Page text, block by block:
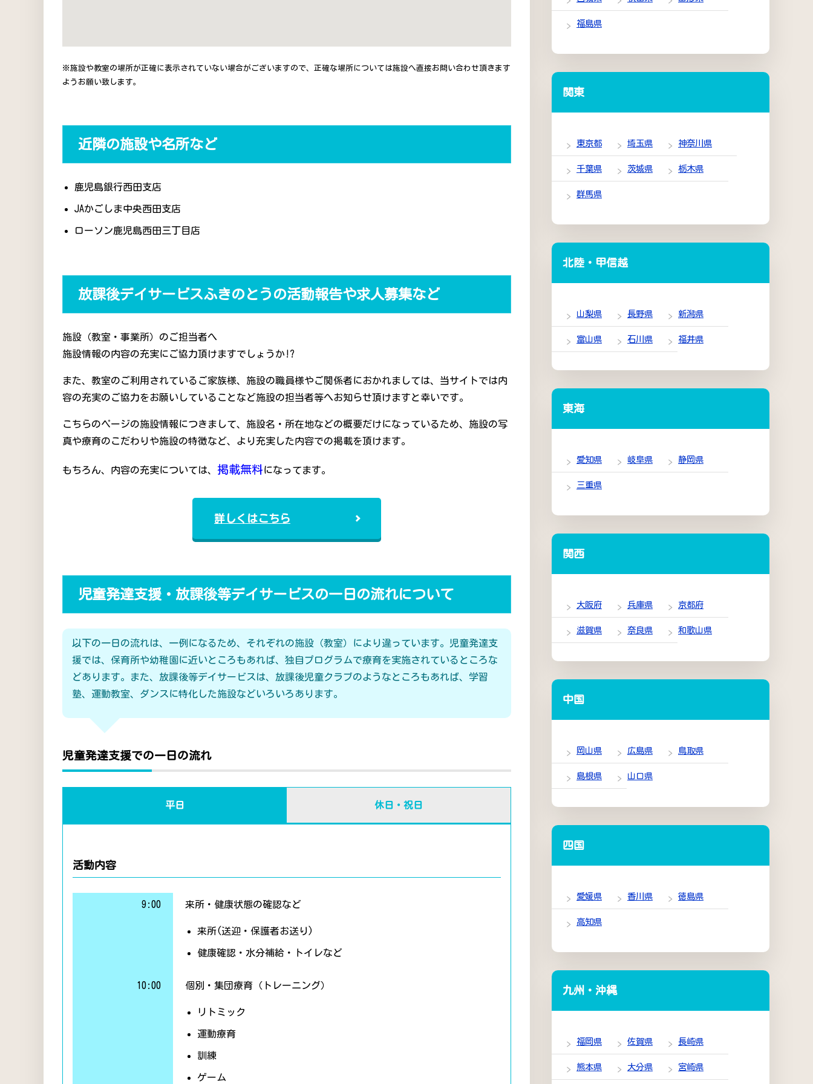
※施設や教室の場所が正確に表示されていない場合がございますので、正確な場所については施設へ直接お問い合わせ頂きます
ようお願い致します。
近隣の施設や名所など
鹿児島銀行西田支店
JAかごしま中央西田支店
ローソン鹿児島西田三丁目店
放課後デイサービスふきのとうの活動報告や求人募集など
施設（教室・事業所）のご担当者へ
施設情報の内容の充実にご協力頂けますでしょうか!?
また、教室のご利用されているご家族様、施設の職員様やご関係者におかれましては、当サイトでは内
容の充実のご協力をお願いしていることなど施設の担当者等へお知らせ頂けますと幸いです。
こちらのページの施設情報につきまして、施設名・所在地などの概要だけになっているため、施設の写
真や療育のこだわりや施設の特徴など、より充実した内容での掲載を頂けます。
もちろん、内容の充実については、 掲載無料になってます。
詳しくはこちら
児童発達支援・放課後等デイサービスの一日の流れについて
以下の一日の流れは、一例になるため、それぞれの施設（教室）により違っています。児童発達支
援では、保育所や幼稚園に近いところもあれば、独自プログラムで療育を実施されているところな
どあります。また、放課後等デイサービスは、放課後児童クラブのようなところもあれば、学習
塾、運動教室、ダンスに特化した施設などいろいろあります。
児童発達支援での一日の流れ
平日 休日・祝日
活動内容
9:00 来所・健康状態の確認など
来所(送迎・保護者お送り)
健康確認・水分補給・トイレなど
10:00 個別・集団療育（トレーニング）
リトミック
運動療育
訓練
ゲーム
福島県
関東
東京都 埼玉県 神奈川県
千葉県 茨城県 栃木県
群馬県
北陸・甲信越
山梨県 長野県 新潟県
富山県 石川県 福井県
東海
愛知県 岐阜県 静岡県
三重県
関西
大阪府 兵庫県 京都府
滋賀県 奈良県 和歌山県
中国
岡山県 広島県 鳥取県
島根県 山口県
四国
愛媛県 香川県 徳島県
高知県
九州・沖縄
福岡県 佐賀県 長崎県
熊本県 大分県 宮崎県